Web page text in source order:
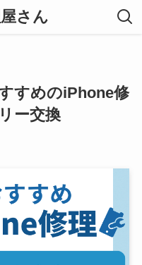
さん
すめのiPhone修
ー交換